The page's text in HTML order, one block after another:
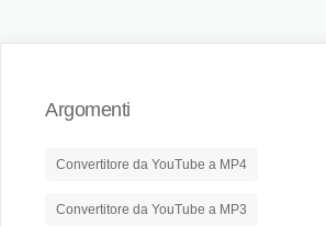
Argomenti
Convertitore da YouTube a MP4
Convertitore da YouTube a MP3